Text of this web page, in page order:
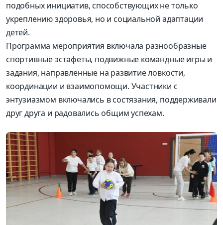
подобных инициатив, способствующих не только
укреплению здоровья, но и социальной адаптации
детей.
Программа мероприятия включала разнообразные
спортивные эстафеты, подвижные командные игры и
задания, направленные на развитие ловкости,
координации и взаимопомощи. Участники с
энтузиазмом включались в состязания, поддерживали
друг друга и радовались общим успехам.